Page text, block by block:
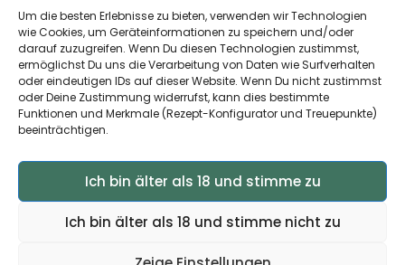
Um die besten Erlebnisse zu bieten, verwenden wir Technologien
wie Cookies, um Geräteinformationen zu speichern und/oder
darauf zuzugreifen. Wenn Du diesen Technologien zustimmst,
ermöglichst Du uns die Verarbeitung von Daten wie Surfverhalten
oder eindeutigen IDs auf dieser Website. Wenn Du nicht zustimmst
oder Deine Zustimmung widerrufst, kann dies bestimmte
Funktionen und Merkmale (Rezept-Konfigurator und Treuepunkte)
beeinträchtigen.
Ich bin älter als 18 und stimme zu
Ich bin älter als 18 und stimme nicht zu
Dir und der Apotheke. Unser OneStop-Service stellt
kein pharmazeutisches Angebot dar, sondern dient
lediglich der komfortablen Zahlungsabwicklung. Die
Nutzung ist freiwillig und hat keinerlei Einfluss auf die
ärztliche Therapieentscheidung oder die Wahl der
verschriebenen Medikation. Apotheken sind rechtlich
unabhängig und unterliegen den gesetzlichen
© 2026 MedCanOneStop (MCOS GmbH) - Alle Rechte
vorbehalten.